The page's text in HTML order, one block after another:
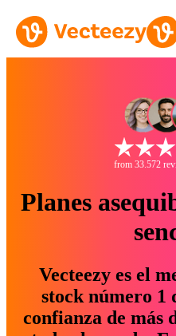
from 33.572
Planes
Vecteezy es el
stock número 1
confianza de más